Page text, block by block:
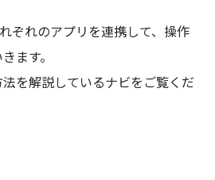
ぞれのアプリを連携して、操作
ます。
を解説しているナビをご覧くだ